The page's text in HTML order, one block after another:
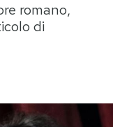
romano,
di